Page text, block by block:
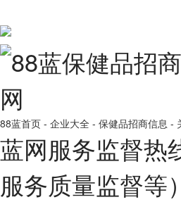
88蓝首页 - 企业大全 - 保健品招商信息 -
蓝网服务监督热
服务质量监督等）